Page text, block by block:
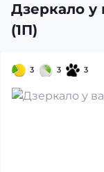
Дзеркало у
(1П)
3 3 3